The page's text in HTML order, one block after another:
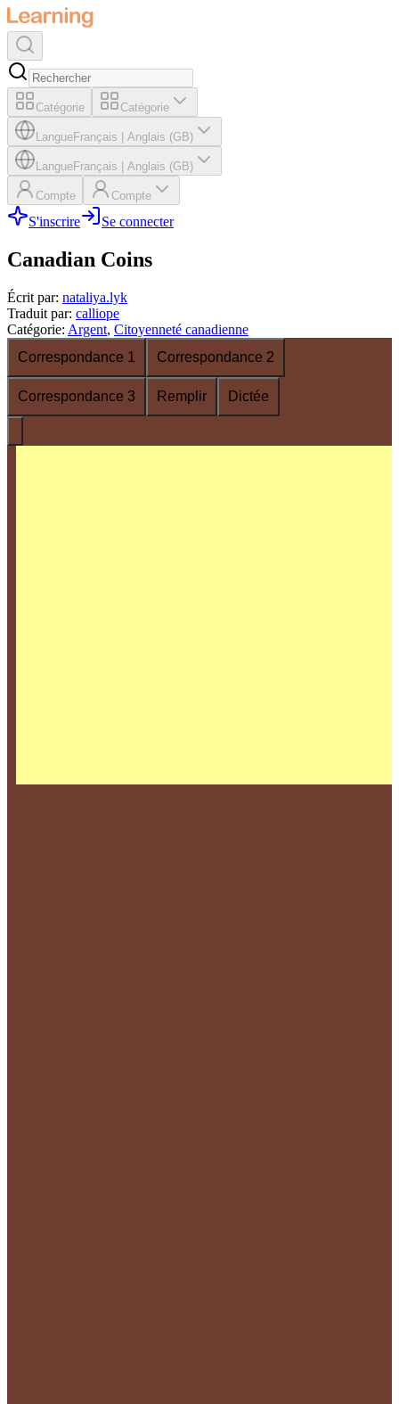
Catégorie Catégorie
LangueFrançais Anglais (GB)
LangueFrançais Anglais (GB)
Compte Compte
S'inscrire Se connecter
Canadian Coins
Écrit par: nataliya.lyk
Traduit par: calliope
Catégorie: Argent, Citoyenneté canadienne
Correspondance 1
Correspondance 2
Correspondance 3 Remplir Dictée